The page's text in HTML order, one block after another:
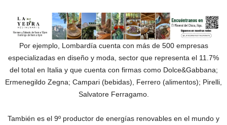
Por ejemplo, Lombardía cuenta con más de 500 empresas
especializadas en diseño y moda, sector que representa el 11.7%
del total en Italia y que cuenta con firmas como Dolce&Gabbana;
Ermenegildo Zegna; Campari (bebidas), Ferrero (alimentos); Pirelli,
Salvatore Ferragamo.
También es el 9º productor de energías renovables en el mundo y